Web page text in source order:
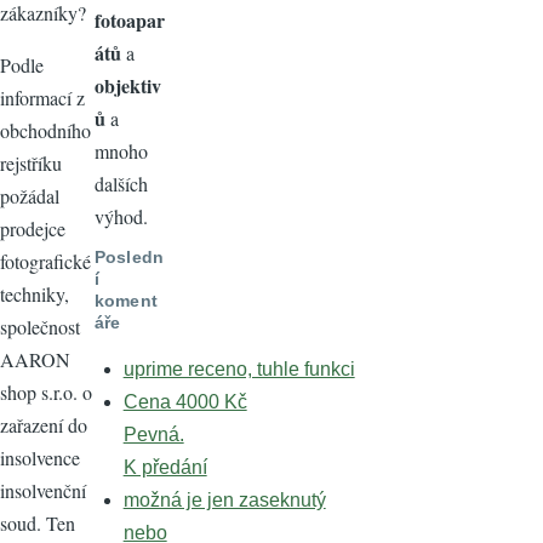
zákazníky?
Podle
informací z
obchodního
rejstříku
požádal
prodejce
fotografické
techniky,
společnost
AARON
shop s.r.o. o
zařazení do
insolvence
insolvenční
soud. Ten
fotoapar
átů a
objektiv
ů a
mnoho
dalších
výhod.
Posledn
í
koment
áře
uprime receno, tuhle funkci
Cena 4000 Kč
Pevná.
K předání
možná je jen zaseknutý
nebo